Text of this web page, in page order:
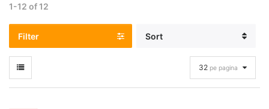
1-12 of 12
Filter Sort
32 pe pagina